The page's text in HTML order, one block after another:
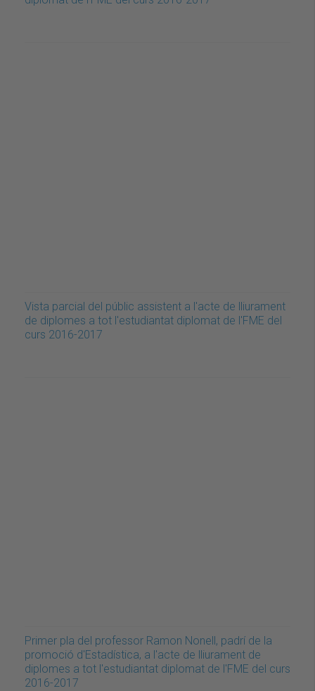
Vista parcial del públic assistent a l'acte de lliurament
de diplomes a tot l'estudiantat diplomat de l'FME del
curs 2016-2017
Primer pla del professor Ramon Nonell, padrí de la
promoció d'Estadística, a l'acte de lliurament de
diplomes a tot l'estudiantat diplomat de l'FME del curs
2016-2017